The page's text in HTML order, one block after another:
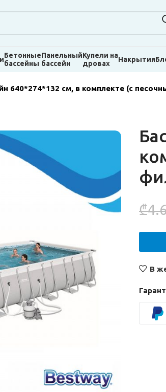
Бетонные
бассейны
Панельный
бассейн
Купели на
дровах
Накрытия
640*274*132 см, в комплекте (с
₾
В